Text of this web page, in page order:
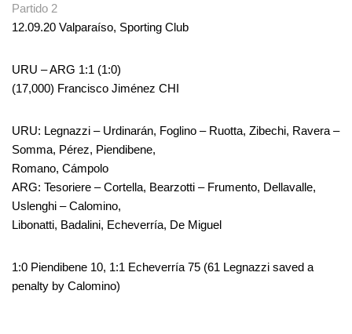
Partido 2
12.09.20 Valparaíso, Sporting Club
URU – ARG 1:1 (1:0)
(17,000) Francisco Jiménez CHI
URU: Legnazzi – Urdinarán, Foglino – Ruotta, Zibechi, Ravera –
Somma, Pérez, Piendibene,
Romano, Cámpolo
ARG: Tesoriere – Cortella, Bearzotti – Frumento, Dellavalle,
Uslenghi – Calomino,
Libonatti, Badalini, Echeverría, De Miguel
1:0 Piendibene 10, 1:1 Echeverría 75 (61 Legnazzi saved a
penalty by Calomino)